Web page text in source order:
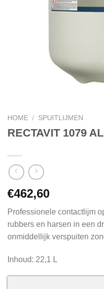
HOME / SPUITLIJMEN
RECTAVIT 1079
€462,60
Professionele contactlijm
rubbers en harsen in een
onmiddellijk verspuiten
Inhoud: 22,1 L